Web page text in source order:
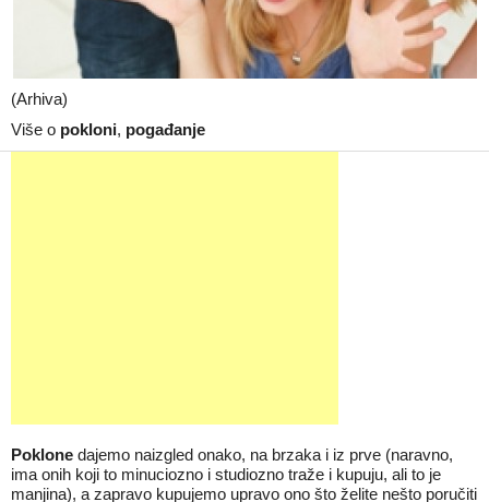
(Arhiva)
Više o pokloni, pogađanje
Poklone dajemo naizgled onako, na brzaka i iz prve (naravno,
ima onih koji to minuciozno i studiozno traže i kupuju, ali to je
manjina), a zapravo kupujemo upravo ono što želite nešto poručiti